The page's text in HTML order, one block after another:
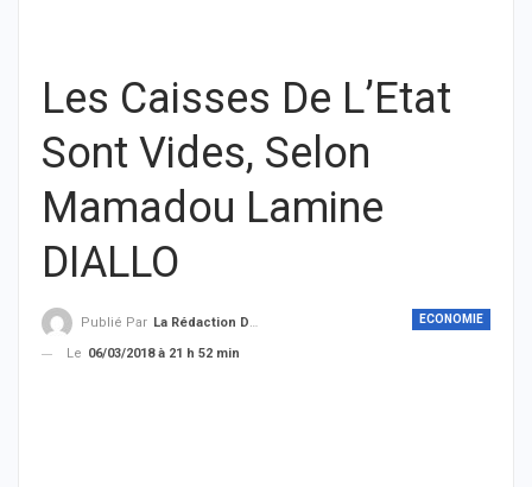
Les Caisses De L’Etat
Sont Vides, Selon
Mamadou Lamine
DIALLO
ECONOMIE
Publié Par La Rédaction De THIEYSENEGAL.com
Le 06/03/2018 à 21 h 52 min